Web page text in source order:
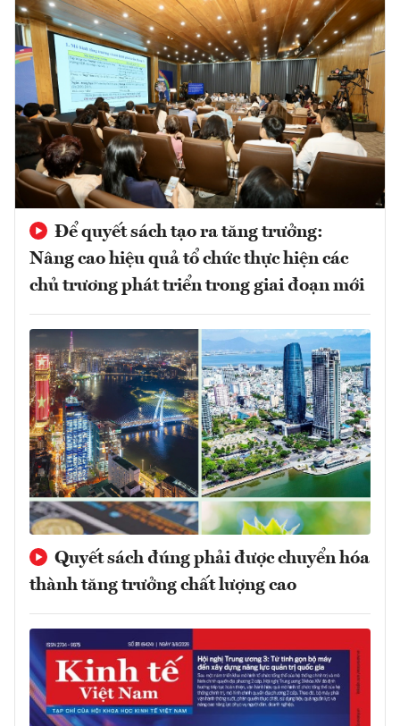
Để quyết sách tạo ra tăng trưởng:
Nâng cao hiệu quả tổ chức thực hiện các
chủ trương phát triển trong giai đoạn mới
Quyết sách đúng phải được chuyển hóa
thành tăng trưởng chất lượng cao